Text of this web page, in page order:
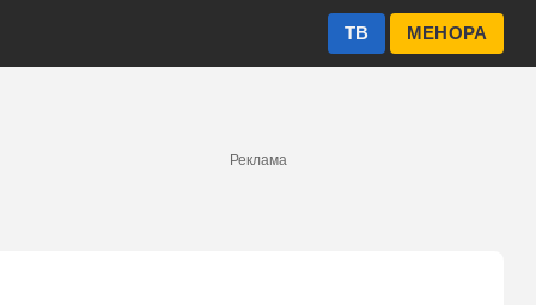
МЕНОРА
ТВ
Реклама